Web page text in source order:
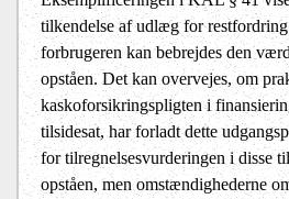
tilkendelse af udlæg for
forbrugeren kan bebrejdes den
opståen. Det kan overvejes, om
kaskoforsikringspligten i
tilsidesat, har forladt dette
for tilregnelsesvurderingen i disse
opståen, men omstændighederne